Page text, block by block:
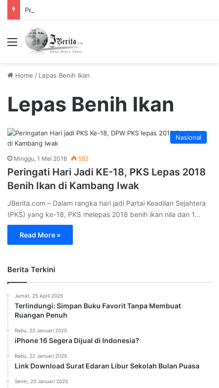
Menu
Home / Lepas Benih Ikan
Lepas Benih Ikan
Nasional
Minggu, 1 Mei 2016 592
Peringati Hari Jadi KE-18, PKS Lepas 2018
Benih Ikan di Kambang Iwak
JBerita.com – Dalam rangka hari jadi Partai Keadilan Sejahtera
(PKS) yang ke-18, PKS melepas 2018 benih ikan nila dan 1…
Read More »
Berita Terkini
Jumat, 25 April 2025
Terlindungi: Simpan Buku Favorit Tanpa Membuat
Ruangan Penuh
Rabu, 22 Januari 2025
iPhone 16 Segera Dijual di Indonesia?
Rabu, 22 Januari 2025
Link Download Surat Edaran Libur Sekolah Bulan Puasa
Senin, 20 Januari 2025